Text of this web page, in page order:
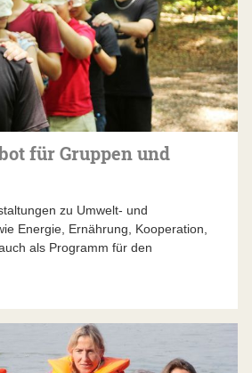
für Gruppen und
zu Umwelt- und
Energie, Ernährung, Kooperation,
als Programm für den